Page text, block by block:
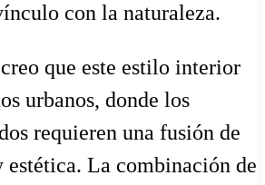
con la naturaleza.
que este estilo interior
urbanos, donde los
requieren una fusión de
La combinación de